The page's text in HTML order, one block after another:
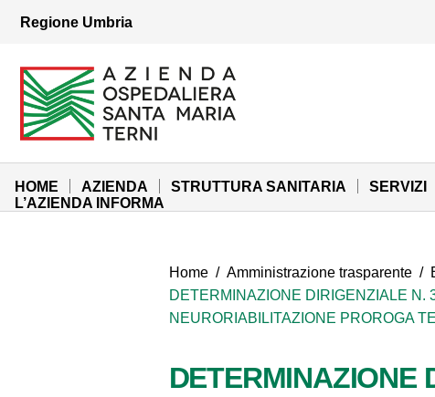
Vai al menu di navigazione
Regione Umbria
Azienda Ospedaliera Santa Maria di Terni
Sito Istituzionale
HOME AZIENDA STRUTTURA SANITARIA SERVIZI
L’AZIENDA INFORMA
Home / Amministrazione trasparente /
DETERMINAZIONE DIRIGENZIALE N.
NEURORIABILITAZIONE PROROGA
DETERMINAZIONE